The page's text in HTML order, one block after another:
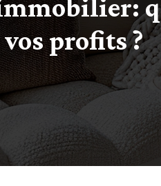
vos profits ?